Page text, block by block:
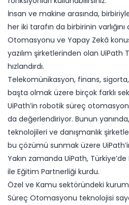
İnsan ve makine arasında,
her iki tarafın da birbirinin
Otomasyonu ve Yapay Zekâ
yazılım şirketlerinden olan UiPath
hızlandırdı.
Telekomünikasyon, finans,
başta olmak üzere birçok farklı
UiPath’in robotik süreç
da değerlendiriyor. Bunun
teknolojileri ve danışmanlık
bu çözümü sunmak üzere
Yakın zamanda UiPath,
ile Eğitim Partnerliği kurdu.
Özel ve Kamu sektöründeki
Süreç Otomasyonu teknolojisi